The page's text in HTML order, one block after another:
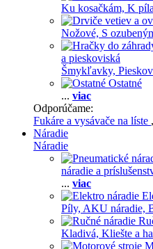
Ku kosačkám, K
Nožové, S
a pieskoviská
Šmykľavky,
Ostatné
... viac
Odporúčame:
Fukáre a vysávače na líste
Náradie
Náradie
náradie a
... viac
Píly, AKU náradie,
Kladivá, Kliešte a